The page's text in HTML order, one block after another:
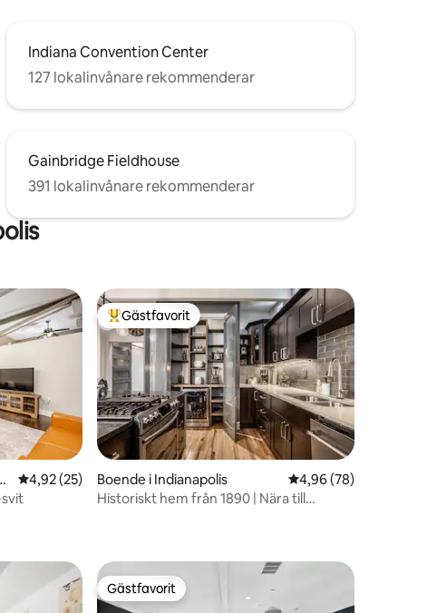
Indiana Convention Center
127 lokalinvånare rekommenderar
Gainbridge Fieldhouse
391 lokalinvånare rekommenderar
4,92 av 5 i genomsnittligt betyg, 25 omdömen
4,92 (25)
Populär gästfavorit
Gästfavorit
Boende i Indianapolis 4,96 av 5 i
4,96 (78)
Historiskt hem från 1890 | Nära till
Gästfavorit
Gästfavorit